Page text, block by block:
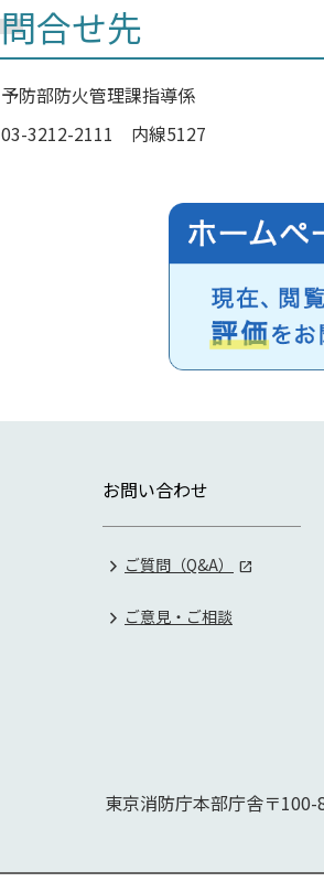
問合せ先
予防部防火管理課指導係
03-3212-2111 内線5127
お問い合わせ
ご質問（Q&A）
ご意見・ご相談
東京消防庁本部庁舎〒100-